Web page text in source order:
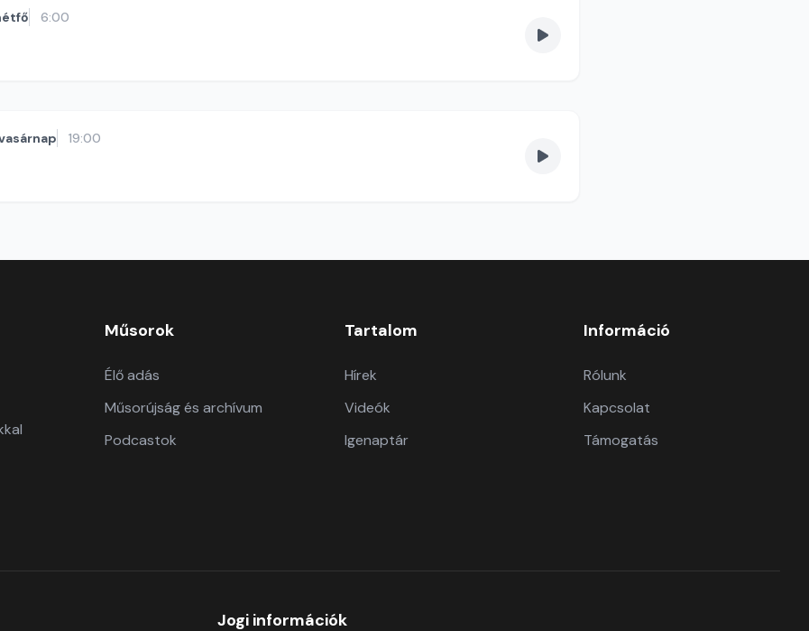
6:00
19:00
Műsorok
Élő adás
Műsorújság és archívum
Podcastok
Tartalom
Hírek
Videók
Igenaptár
Információ
Rólunk
Kapcsolat
Támogatás
Jogi információk